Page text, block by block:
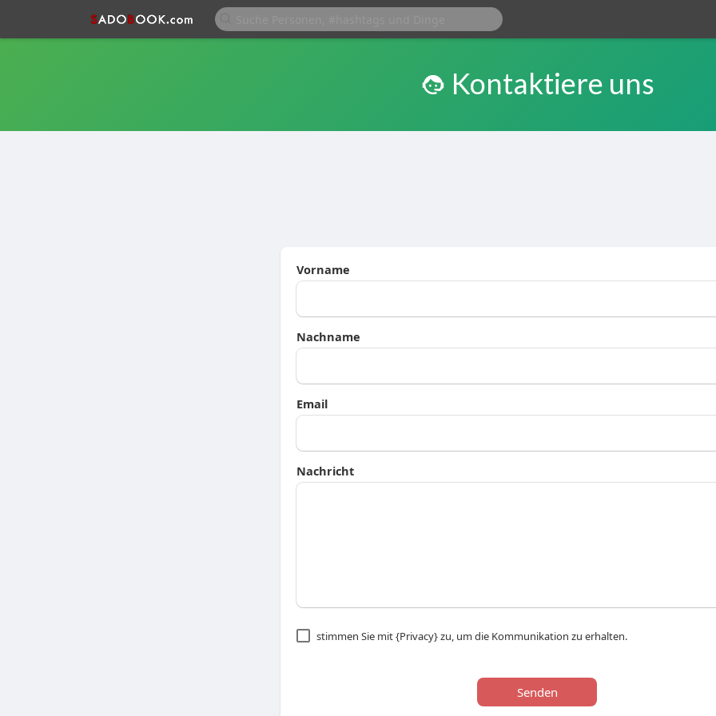
Kontaktiere uns
Vorname
Nachname
Email
Nachricht
stimmen Sie mit {Privacy} zu, um die Kommunikation zu erhalten.
Senden